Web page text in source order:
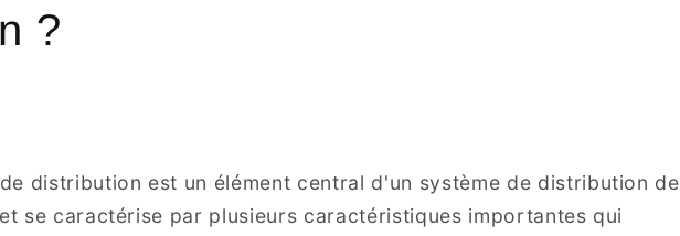
?
distribution est un élément central d'un système de distribution de
se caractérise par plusieurs caractéristiques importantes qui